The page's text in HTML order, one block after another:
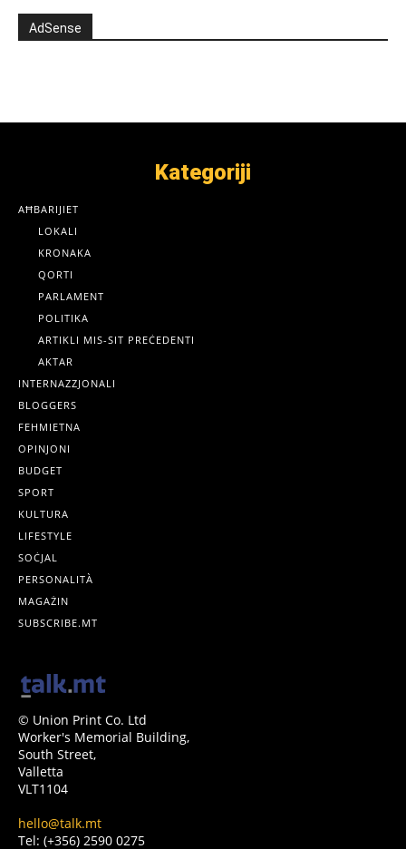
AdSense
Kategoriji
AĦBARIJIET
LOKALI
KRONAKA
QORTI
PARLAMENT
POLITIKA
ARTIKLI MIS-SIT PREĊEDENTI
AKTAR
INTERNAZZJONALI
BLOGGERS
FEHMIETNA
OPINJONI
BUDGET
SPORT
KULTURA
LIFESTYLE
SOĊJAL
PERSONALITÀ
MAGAŻIN
SUBSCRIBE.MT
© Union Print Co. Ltd
Worker's Memorial Building,
South Street,
Valletta
VLT1104
hello@talk.mt
Tel: (+356) 2590 0275